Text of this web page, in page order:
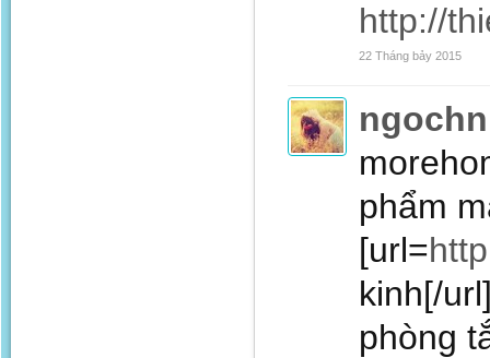
http://
22 Tháng bảy 2015
phẩm
[url=
kinh[/
phòng